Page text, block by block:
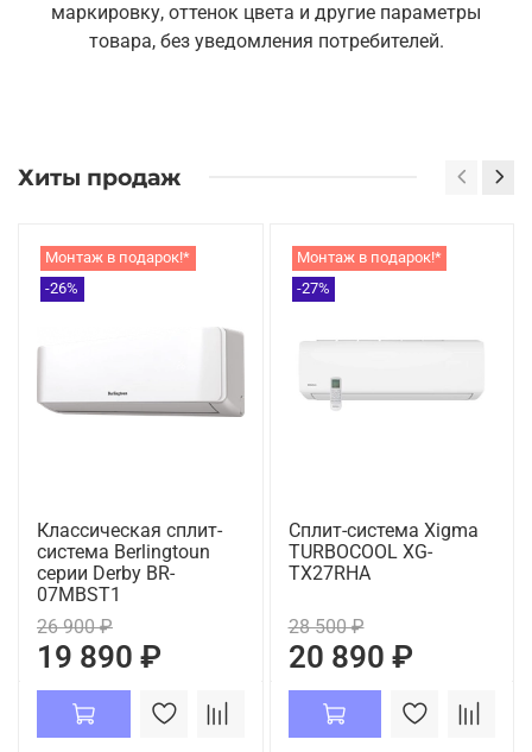
маркировку, оттенок цвета и другие параметры
товара, без уведомления потребителей.
Хиты продаж
Монтаж в подарок!*
-26%
Классическая сплит-
система Berlingtoun
серии Derby BR-
07MBST1
26 900 ₽
19 890 ₽
Монтаж в подарок!*
-27%
Сплит-система Xigma
TURBOCOOL XG-
TX27RHA
28 500 ₽
20 890 ₽